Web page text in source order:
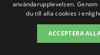
Västerås?
användarupplevelsen.
du till alla cookies i
ACCEPTERA